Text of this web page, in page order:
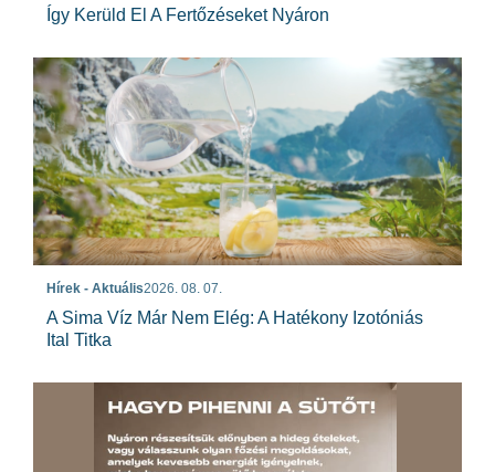
Így Kerüld El A Fertőzéseket Nyáron
Hírek - Aktuális2026. 08. 07.
A Sima Víz Már Nem Elég: A Hatékony Izotóniás
Ital Titka